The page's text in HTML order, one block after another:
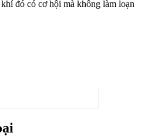
đó có cơ hội mà không làm loạn